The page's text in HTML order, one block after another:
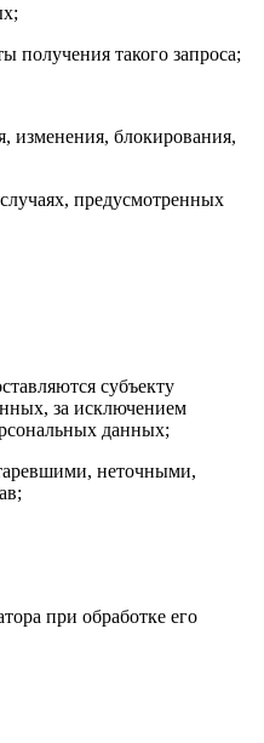
получения такого запроса;
изменения, блокирования,
предусмотренных
субъекту
за исключением
данных;
неточными,
при обработке его